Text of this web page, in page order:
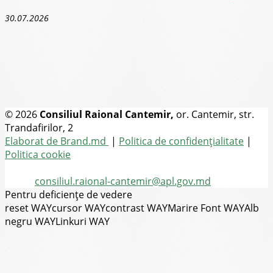
30.07.2026
© 2026 Consiliul Raional Cantemir, or. Cantemir, str.
Trandafirilor, 2
Elaborat de Brand.md | Politica de confidențialitate |
Politica cookie
consiliul.raional-cantemir@apl.gov.md
Pentru deficiențe de vedere
reset WAYcursor WAYcontrast WAYMarire Font WAYAlb
negru WAYLinkuri WAY